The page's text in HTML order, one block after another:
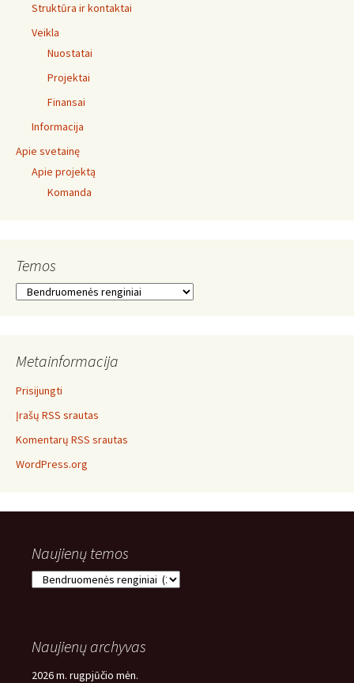
Struktūra ir kontaktai
Veikla
Nuostatai
Projektai
Finansai
Informacija
Apie svetainę
Apie projektą
Komanda
Temos
Temos
Metainformacija
Prisijungti
Įrašų RSS srautas
Komentarų RSS srautas
WordPress.org
Naujienų temos
Naujienų
Naujienų archyvas
2026 m. rugpjūčio mėn.